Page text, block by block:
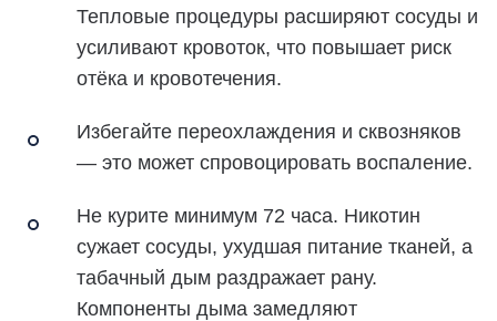
Тепловые процедуры расширяют сосуды и
усиливают кровоток, что повышает риск
отёка и кровотечения.
Избегайте переохлаждения и сквозняков
— это может спровоцировать воспаление.
Не курите минимум 72 часа. Никотин
сужает сосуды, ухудшая питание тканей, а
табачный дым раздражает рану.
Компоненты дыма замедляют